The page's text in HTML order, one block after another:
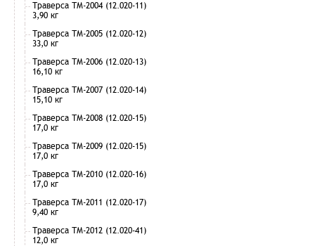
Траверса ТМ-2004 (12.020-11)
3,90 кг
Траверса ТМ-2005 (12.020-12)
33,0 кг
Траверса ТМ-2006 (12.020-13)
16,10 кг
Траверса ТМ-2007 (12.020-14)
15,10 кг
Траверса ТМ-2008 (12.020-15)
17,0 кг
Траверса ТМ-2009 (12.020-15)
17,0 кг
Траверса ТМ-2010 (12.020-16)
17,0 кг
Траверса ТМ-2011 (12.020-17)
9,40 кг
Траверса ТМ-2012 (12.020-41)
12,0 кг